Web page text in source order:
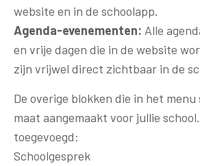
website en in de schoolapp.
Agenda-evenementen: Alle
en vrije dagen die in de website
zijn vrijwel direct zichtbaar in de
De overige blokken die in het
maat aangemaakt voor jullie
toegevoegd:
Schoolgesprek